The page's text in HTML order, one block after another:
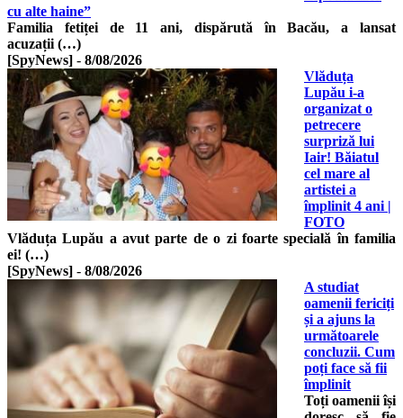
cu alte haine”
Familia fetiței de 11 ani, dispărută în Bacău, a lansat
acuzații (…)
[SpyNews] - 8/08/2026
Vlăduța
Lupău i-a
organizat o
petrecere
surpriză lui
Iair! Băiatul
cel mare al
artistei a
împlinit 4 ani |
FOTO
Vlăduța Lupău a avut parte de o zi foarte specială în familia
ei! (…)
[SpyNews] - 8/08/2026
A studiat
oamenii fericiți
și a ajuns la
următoarele
concluzii. Cum
poți face să fii
împlinit
Toți oamenii își